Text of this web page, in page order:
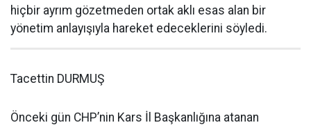
hiçbir ayrım gözetmeden ortak aklı esas alan bir
yönetim anlayışıyla hareket edeceklerini söyledi.
Tacettin DURMUŞ
Önceki gün CHP’nin Kars İl Başkanlığına atanan